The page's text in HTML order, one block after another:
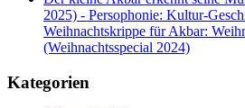
2025) - Persophonie: Kultur-
Weihnachtskrippe für Akbar:
(Weihnachtsspecial 2024)
Kategorien